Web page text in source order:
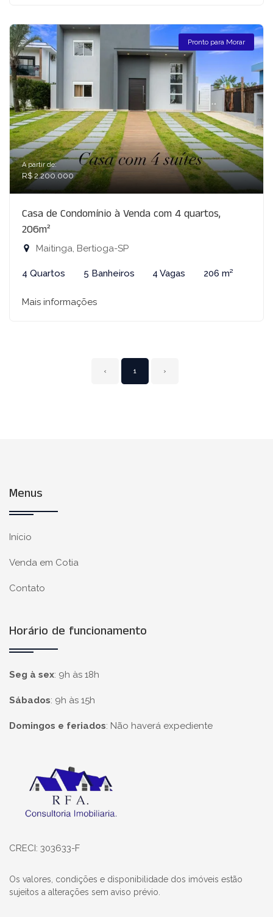
Pronto para Morar
A partir de:
R$ 2.200.000
Casa de Condomínio à Venda com 4 quartos,
206m²
Maitinga, Bertioga-SP
4 Quartos 5 Banheiros 4 Vagas 206 m²
Mais informações
‹ 1 ›
Menus
Início
Venda em Cotia
Contato
Horário de funcionamento
Seg à sex: 9h às 18h
Sábados: 9h às 15h
Domingos e feriados: Não haverá expediente
Página inicial
CRECI: 303633-F
Os valores, condições e disponibilidade dos imóveis estão
sujeitos a alterações sem aviso prévio.